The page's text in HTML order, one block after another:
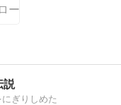
説
ぎりしめた